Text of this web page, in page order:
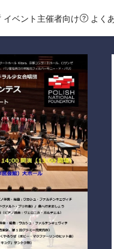
イベント主催者向け よく